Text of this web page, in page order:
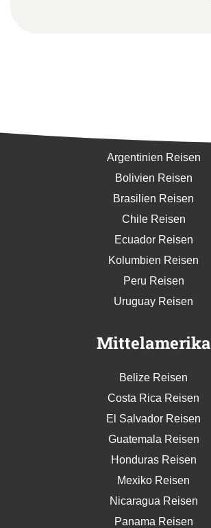
Argentinien Reisen
Bolivien Reisen
Brasilien Reisen
Chile Reisen
Ecuador Reisen
Kolumbien Reisen
Peru Reisen
Uruguay Reisen
Mittelamerika
Belize Reisen
Costa Rica Reisen
El Salvador Reisen
Guatemala Reisen
Honduras Reisen
Mexiko Reisen
Nicaragua Reisen
Panama Reisen